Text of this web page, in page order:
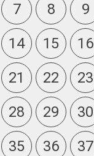
7 8 9
14 15 16
21 22 23
28 29 30
35 36 37